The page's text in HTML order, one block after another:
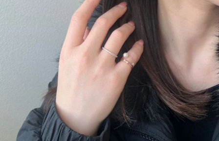
すべてのジュエリー
誕生石